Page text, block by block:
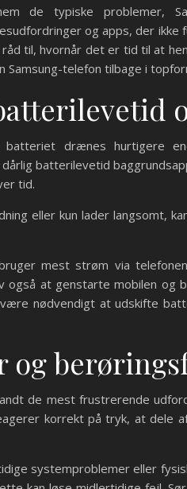
de typiske problemer,
og apps, der ikke
til, hvornår det er tid til at
Samsung-telefon tilbage i
batteriet drænes hurtigere
batterilevetid
tid.
eller kun lader langsomt,
mest strøm via
også at genstarte mobilen og
nødvendigt at udskifte
og
de mest frustrerende
korrekt på tryk, at dele
systemproblemer eller